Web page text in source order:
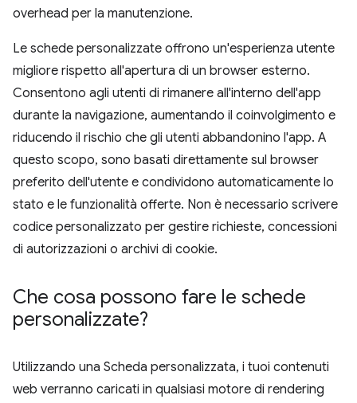
overhead per la manutenzione.
Le schede personalizzate offrono un'esperienza utente
migliore rispetto all'apertura di un browser esterno.
Consentono agli utenti di rimanere all'interno dell'app
durante la navigazione, aumentando il coinvolgimento e
riducendo il rischio che gli utenti abbandonino l'app. A
questo scopo, sono basati direttamente sul browser
preferito dell'utente e condividono automaticamente lo
stato e le funzionalità offerte. Non è necessario scrivere
codice personalizzato per gestire richieste, concessioni
di autorizzazioni o archivi di cookie.
Che cosa possono fare le schede
personalizzate?
Utilizzando una Scheda personalizzata, i tuoi contenuti
web verranno caricati in qualsiasi motore di rendering